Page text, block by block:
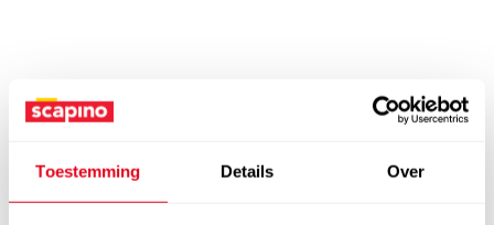
Toestemming Details Over